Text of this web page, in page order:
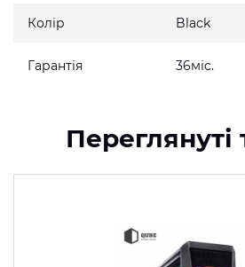
Колір Black
Гарантія 36міс.
Переглянуті